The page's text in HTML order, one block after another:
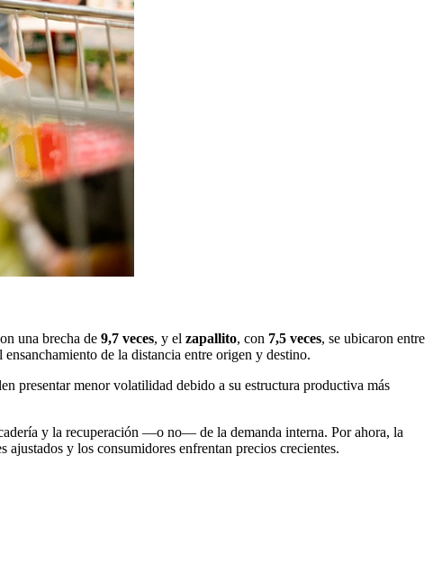
una brecha de 9,7 veces, y el zapallito, con 7,5 veces, se ubicaron entre
de la distancia entre origen y destino.
presentar menor volatilidad debido a su estructura productiva más
y la recuperación —o no— de la demanda interna. Por ahora, la
y los consumidores enfrentan precios crecientes.